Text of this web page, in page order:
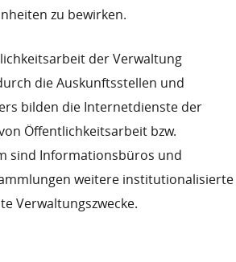
zu bewirken.
der Verwaltung
die Auskunftsstellen und
bilden die Internetdienste der
Öffentlichkeitsarbeit bzw.
sind Informationsbüros und
weitere institutionalisierte
Verwaltungszwecke.